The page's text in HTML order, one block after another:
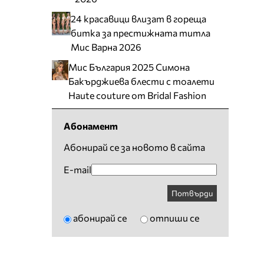
24 красавици влизат в гореща
битка за престижната титла
Мис Варна 2026
Мис България 2025 Симона
Бакърджиева блести с тоалети
Haute couture от Bridal Fashion
Абонамент
Абонирай се за новото в сайта
E-mail
Потвърди
абонирай се отпиши се